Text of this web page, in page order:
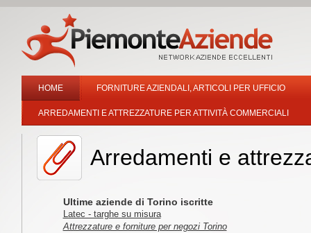
HOME FORNITURE AZIENDALI, ARTICOLI PER UFFICIO
ARREDAMENTI E ATTREZZATURE PER ATTIVITÀ COMMERCIALI
Arredamenti e
Ultime aziende di Torino iscritte
Latec - targhe su misura
Attrezzature e forniture per negozi Torino